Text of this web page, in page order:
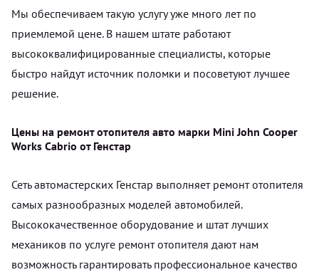
Мы обеспечиваем такую услугу уже много лет по
приемлемой цене. В нашем штате работают
высококвалифицированные специалисты, которые
быстро найдут источник поломки и посоветуют лучшее
решение.
Цены на ремонт отопителя авто марки Mini John Cooper
Works Cabrio от Генстар
Сеть автомастерских Генстар выполняет ремонт отопителя
самых разнообразных моделей автомобилей.
Высококачественное оборудование и штат лучших
механиков по услуге ремонт отопителя дают нам
возможность гарантировать профессиональное качество